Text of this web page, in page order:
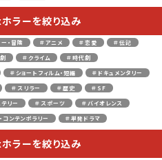
ラーを絞り込み
・冒険 ＃アニメ ＃恋愛
＃伝記
＃クライム
＃時代劇
＃ショートフィルム・短編
＃ドキュメンタリー
＃スリラー ＃歴史
＃SF
リー ＃スポーツ
＃バイオレンス
コンテンポラリー ＃単発ドラマ
ラーを絞り込み